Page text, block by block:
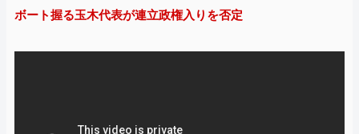
ボート握る玉木代表が連立政権入りを否定